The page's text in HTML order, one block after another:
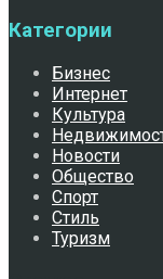
Категории
Бизнес
Интернет
Культура
Новости
Общество
Спорт
Стиль
Туризм